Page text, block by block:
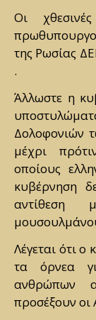
Οι
της Ρωσίας
.
Άλλωστε η
Δολοφονιών
μέχρι
οποίους
κυβέρνηση
αντίθεση
Λέγεται ότι ο
τα όρνεα
ανθρώπων
προσέξουν οι